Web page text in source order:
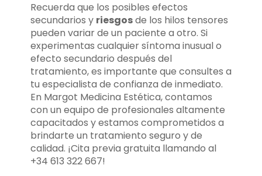
Recuerda que los posibles efectos
secundarios y riesgosde los hilos tensores
pueden variar de un paciente a otro. Si
experimentas cualquier síntoma inusual o
efecto secundario después del
tratamiento, es importante que consultes a
tu especialista de confianza de inmediato.
En Margot Medicina Estética, contamos
con un equipo de profesionales altamente
capacitados y estamos comprometidos a
brindarte un tratamiento seguro y de
calidad. ¡Cita previa gratuita llamando al
+34 613 322 667!